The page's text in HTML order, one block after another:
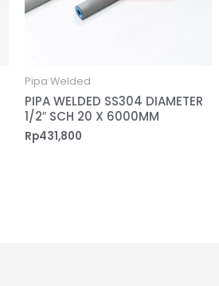
Pipa Welded
PIPA WELDED SS304 DIAMETER
1/2″ SCH 20 X 6000MM
Rp431,800